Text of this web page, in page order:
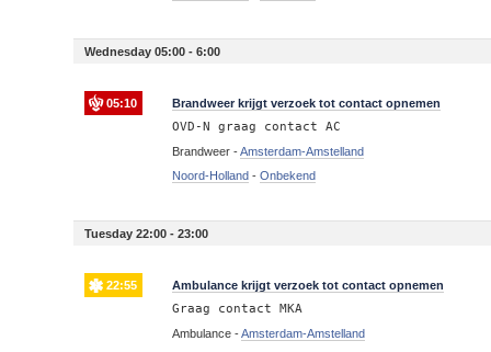
Wednesday 05:00 - 6:00
05:10 Brandweer krijgt verzoek tot contact opnemen
OVD-N graag contact AC
Brandweer -Amsterdam-Amstelland
Noord-Holland -Onbekend
Tuesday 22:00 - 23:00
22:55 Ambulance krijgt verzoek tot contact opnemen
Graag contact MKA
Ambulance -Amsterdam-Amstelland